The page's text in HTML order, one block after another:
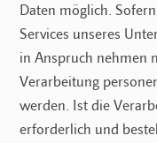
Daten möglich.
Services unseres
in Anspruch nehmen
Verarbeitung
werden. Ist die
erforderlich und